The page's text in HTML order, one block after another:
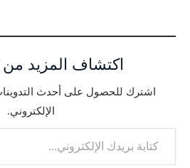
ي
ل
اكتشاف المزيد من Mohdbali
اشترك للحصول على أحدث
الإلكتروني.
كتابة بريدك الإلكتروني...